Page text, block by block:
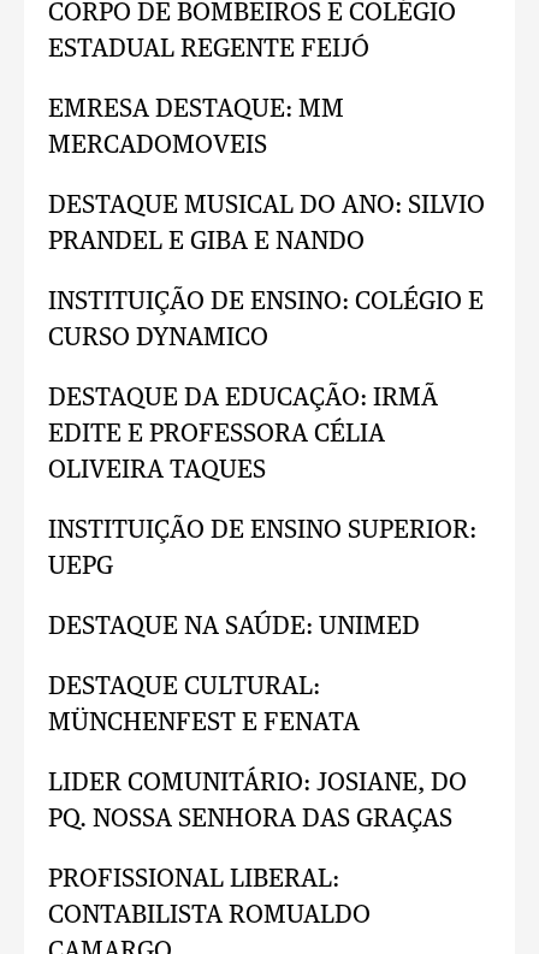
CORPO DE BOMBEIROS E COLÉGIO
ESTADUAL REGENTE FEIJÓ
EMRESA DESTAQUE: MM
MERCADOMOVEIS
DESTAQUE MUSICAL DO ANO: SILVIO
PRANDEL E GIBA E NANDO
INSTITUIÇÃO DE ENSINO: COLÉGIO E
CURSO DYNAMICO
DESTAQUE DA EDUCAÇÃO: IRMÃ
EDITE E PROFESSORA CÉLIA
OLIVEIRA TAQUES
INSTITUIÇÃO DE ENSINO SUPERIOR:
UEPG
DESTAQUE NA SAÚDE: UNIMED
DESTAQUE CULTURAL:
MÜNCHENFEST E FENATA
LIDER COMUNITÁRIO: JOSIANE, DO
PQ. NOSSA SENHORA DAS GRAÇAS
PROFISSIONAL LIBERAL:
CONTABILISTA ROMUALDO